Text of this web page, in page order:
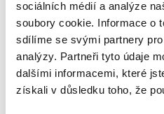
sociálních médií a analýze
soubory cookie. Informace o
sdílíme se svými partnery
analýzy. Partneři tyto údaje
dalšími informacemi, které
získali v důsledku toho, že
pochopili, že za touto
zdravotních sester, techniků v
kteří se dostaví osobně, když
digitální, ale přitom vždy lidští.
se může rozhodnout, že bude
je skutečný význam pojmu